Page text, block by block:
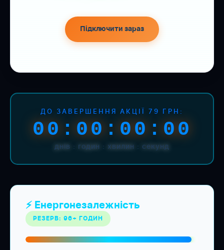
Підключити зараз
ДО ЗАВЕРШЕННЯ АКЦІЇ 79 ГРН:
00:00:00:00
днів : годин : хвилин : секунд
⚡ Енергонезалежність
РЕЗЕРВ: 96+ ГОДИН